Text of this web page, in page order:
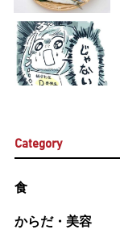
Category
食
からだ・美容